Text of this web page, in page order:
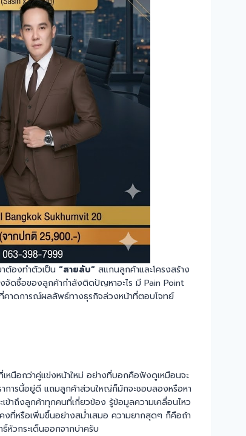
ต้องทำตัวเป็น “สายลับ” สแกนลูกค้าและโครงสร้าง
จัดซื้อของลูกค้ากำลังติดปัญหาอะไร มี Pain Point
คาดการณ์ผลลัพธ์ทางธุรกิจล่วงหน้าที่ตอบโจทย์
หนือกว่าคู่แข่งหน้าใหม่ อย่างที่บอกคือฟังดูเหมือนจะ
าการนี้อยู่ดี แถมลูกค้าส่วนใหญ่ก็มักจะชอบลองหรือหา
าถึงลูกค้าทุกคนที่เกี่ยวข้อง รู้ข้อมูลความเคลื่อนไหว
ที่หรือเพิ่มขึ้นอย่างสม่ำเสมอ ความยากสุดๆ ก็คือถ้า
หัวกระเด็นออกจากบ่าครับ